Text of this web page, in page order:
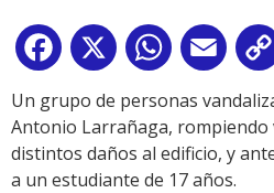
Facebook
X WhatsApp
Email
Un grupo de personas
Antonio Larrañaga, rompiendo
distintos daños al edificio, y
a un estudiante de 17 años.